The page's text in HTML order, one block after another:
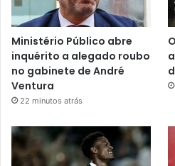
Ministério Público abre
inquérito a alegado roubo
no gabinete de André
Ventura
22 minutos atrás